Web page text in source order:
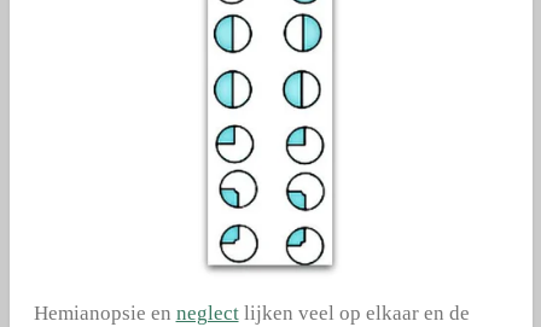
Hemianopsie en neglectlijken veel op elkaar en de